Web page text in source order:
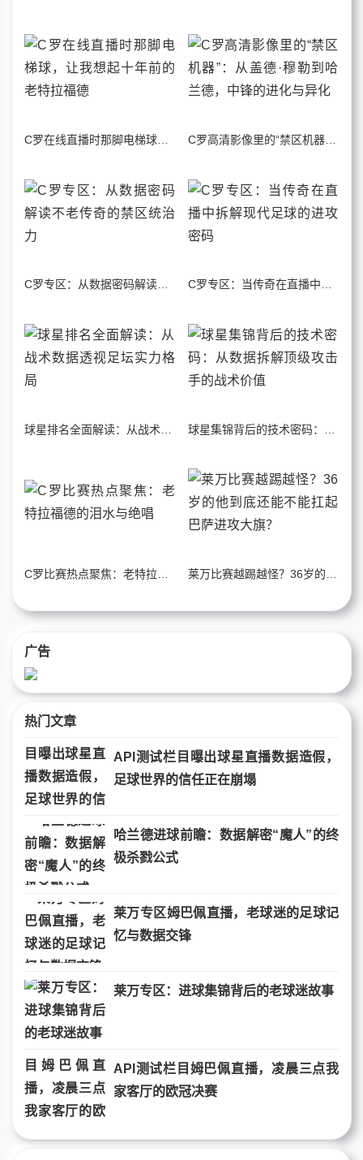
C罗高清影像里的“禁区机器”：从盖德·穆勒到哈兰德，中锋的进化与异化
C罗专区：从数据密码解读不老传奇的禁区统治力 C罗专区：当传奇在直播中拆解现代足球的进攻密码
广告
热门文章
API测试栏目曝出球星直播数据造假，
足球世界的信任正在崩塌
哈兰德进球前瞻：数据解密“魔人”的终
极杀戮公式
莱万专区姆巴佩直播，老球迷的足球记
忆与数据交锋
莱万专区：进球集锦背后的老球迷故事
API测试栏目姆巴佩直播，凌晨三点我
家客厅的欧冠决赛